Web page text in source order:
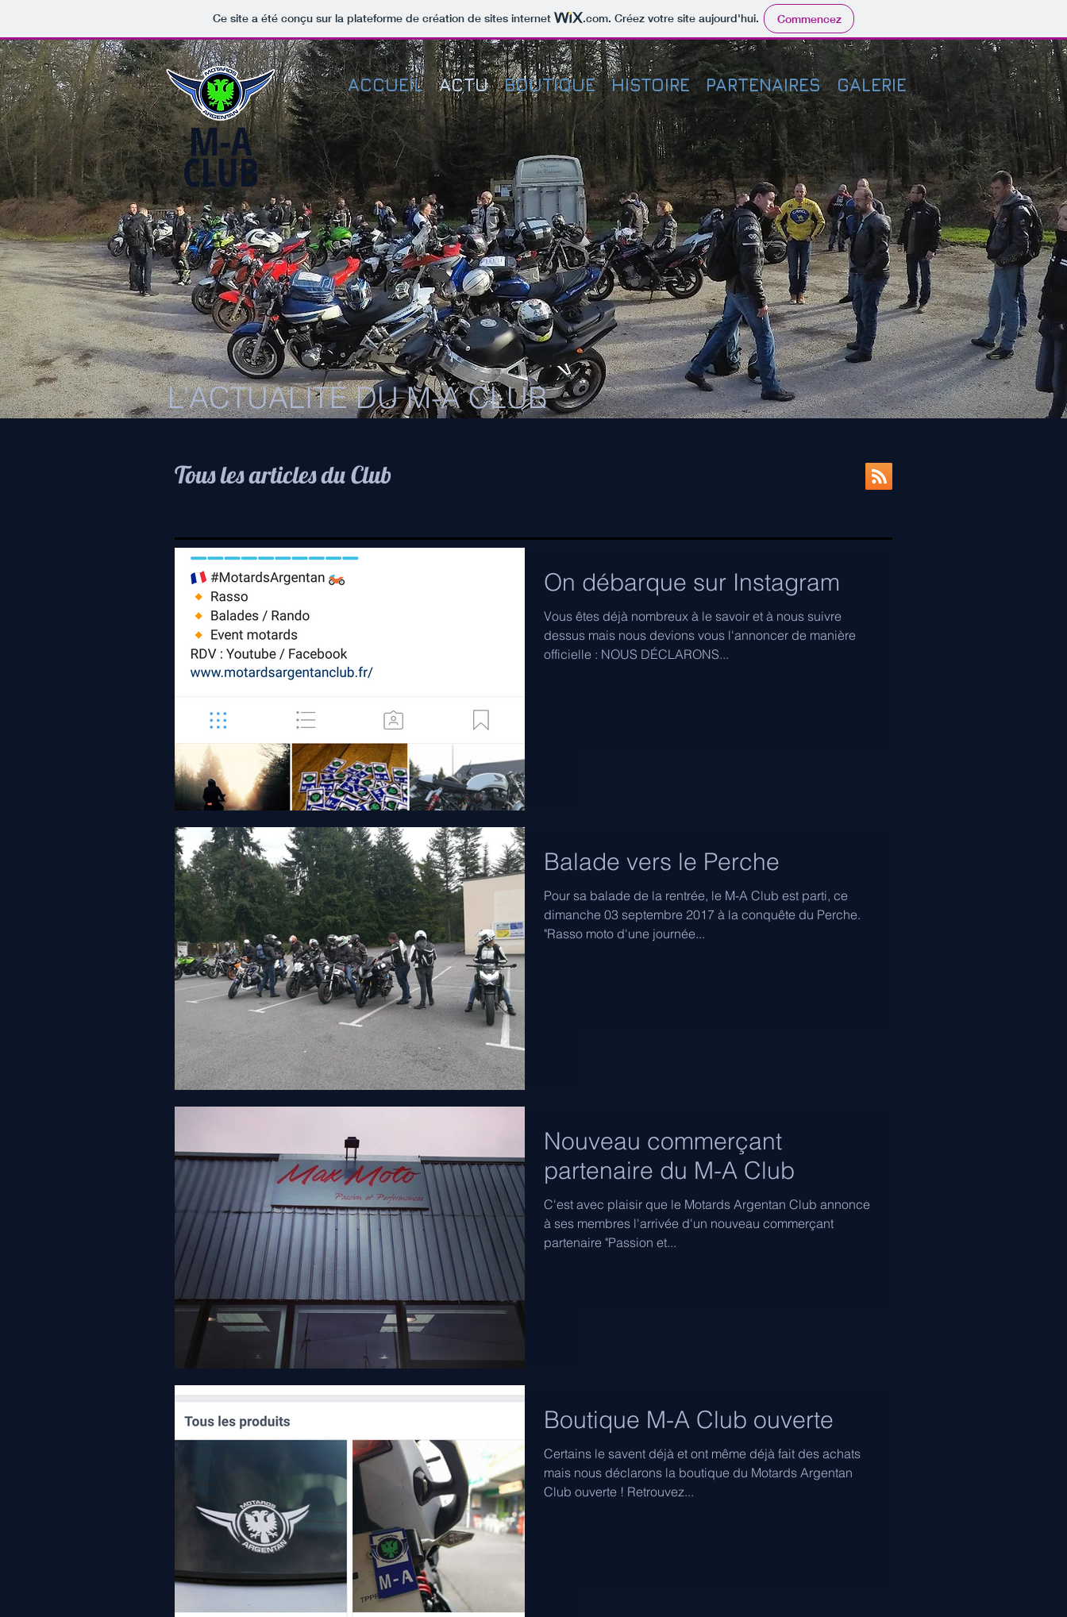
Ce site a été conçu sur la plateforme de création de sites internet .com. Créez votre site aujourd'hui. Commencez
ACCUEIL ACTU BOUTIQUE HISTOIRE PARTENAIRES GALERIE
M-A
CLUB
L’ACTUALITÉ DU M-A CLUB
Tous les articles du Club
On débarque sur Instagram
Vous êtes déjà nombreux à le savoir et à nous suivre
dessus mais nous devions vous l'annoncer de manière
officielle : NOUS DÉCLARONS...
Balade vers le Perche
Pour sa balade de la rentrée, le M-A Club est parti, ce
dimanche 03 septembre 2017 à la conquête du Perche.
"Rasso moto d'une journée...
Nouveau commerçant
partenaire du M-A Club
C'est avec plaisir que le Motards Argentan Club annonce
à ses membres l'arrivée d'un nouveau commerçant
partenaire "Passion et...
Boutique M-A Club ouverte
Certains le savent déjà et ont même déjà fait des achats
mais nous déclarons la boutique du Motards Argentan
Club ouverte ! Retrouvez...